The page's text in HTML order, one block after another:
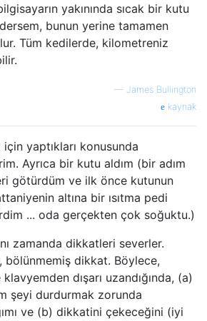
yakınında sıcak bir kutu
bunun yerine tamamen
Tüm kedilerde, kilometreniz
— James Bullington
kaynak
için yaptıkları konusunda
Ayrıca bir kutu aldım (bir adım
götürdüm ve ilk önce kutunun
altına bir ısıtma pedi
... oda gerçekten çok soğuktu.)
zamanda dikkatleri severler.
bölünmemiş dikkat. Böylece,
dışarı uzandığında, (a)
şeyi durdurmak zorunda
ve (b) dikkatini çekeceğini (iyi